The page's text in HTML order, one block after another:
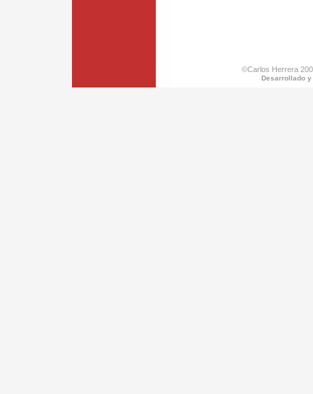
©Carlos Herrera
Desarrollado